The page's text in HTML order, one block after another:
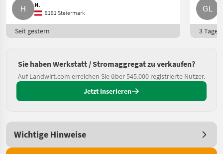
H.
8181 Steiermark
Seit gestern 3 Tage
Sie haben Werkstatt / Stromaggregat zu verkaufen?
Auf Landwirt.com erreichen Sie über 545.000 registrierte Nutzer.
Jetzt inserieren
Wichtige Hinweise